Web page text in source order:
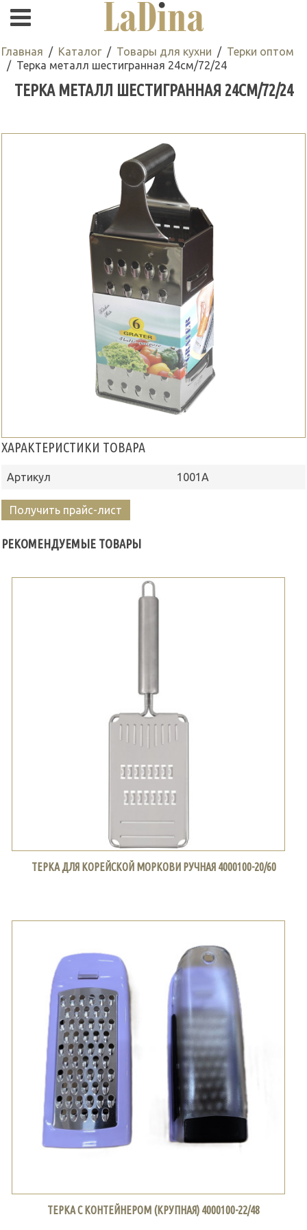
Главная Каталог Товары для кухни
Терки оптом
Терка металл шестигранная 24см/72/24
ТЕРКА МЕТАЛЛ ШЕСТИГРАННАЯ 24СМ/72/24
ХАРАКТЕРИСТИКИ ТОВАРА
Артикул 1001А
Получить прайс-лист
РЕКОМЕНДУЕМЫЕ ТОВАРЫ
ТЕРКА ДЛЯ КОРЕЙСКОЙ МОРКОВИ РУЧНАЯ 4000100-20/60
ТЕРКА С КОНТЕЙНЕРОМ (КРУПНАЯ) 4000100-22/48